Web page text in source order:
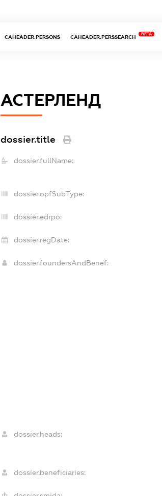
CAHEADER.PERSONS CAHEADER.PERSSEARCH
BETA
АСТЕРЛЕНД
dossier.title
dossier.fullName:
dossier.opfSubType:
dossier.edrpo:
dossier.regDate:
dossier.foundersAndBenef:
dossier.heads:
dossier.beneficiaries: